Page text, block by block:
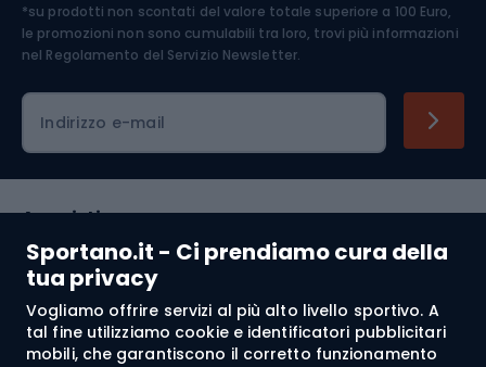
Sportano.it - Ci prendiamo cura della
tua privacy
Vogliamo offrire servizi al più alto livello sportivo. A
tal fine utilizziamo cookie e identificatori pubblicitari
mobili, che garantiscono il corretto funzionamento
Abbigliamento ciclistico
*su prodotti non scontati del valore totale superiore a 100 Euro,
le promozioni non sono cumulabili tra loro, trovi più informazioni
nel Regolamento del Servizio Newsletter.
Indirizzo e-mail
Acquisti
Servizio clienti
Regolamento